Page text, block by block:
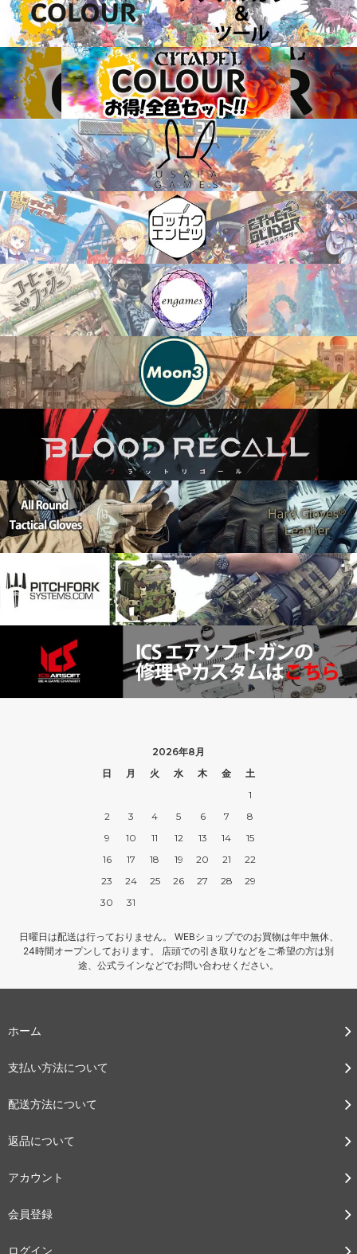
2026年8月
日
月 火 水 木 金
土
1
2
3 4 5 6 7
8
9
10 11 12 13 14
15
16
17 18 19 20 21
22
23
24 25 26 27 28
29
30
31
日曜日は配送は行っておりません。 WEBショップでのお買物は年中無休、
24時間オープンしております。 店頭での引き取りなどをご希望の方は別
途、公式ラインなどでお問い合わせください。
ホーム
支払い方法について
配送方法について
返品について
アカウント
会員登録
ログイン